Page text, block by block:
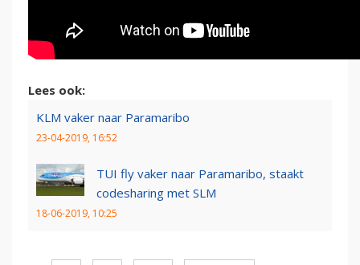
Lees ook:
KLM vaker naar Paramaribo
23-04-2019, 16:52
TUI fly vaker naar Paramaribo, staakt
codesharing met SLM
18-06-2019, 10:25